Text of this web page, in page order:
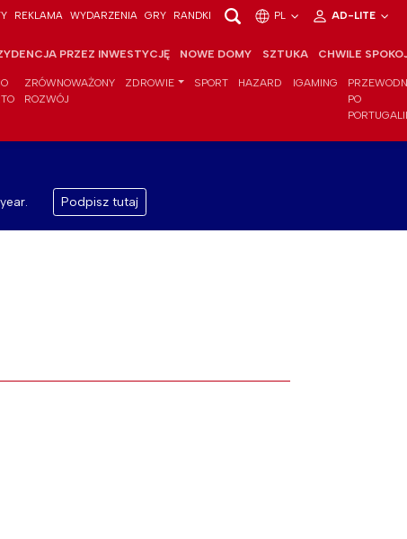
REKLAMA WYDARZENIA GRY RANDKI PL AD-LITE
PRZEZ INWESTYCJĘ NOWE DOMY SZTUKA CHWILE
ZRÓWNOWAŻONY
ROZWÓJ
ZDROWIE SPORT HAZARD IGAMING
PO
PORTUGALII
Podpisz tutaj